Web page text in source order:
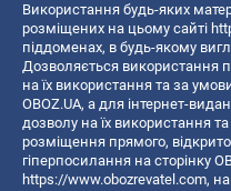
Використання будь-яких
розміщених на цьому сайті
піддоменах, в будь-якому
Дозволяється використання
на їх використання та за
OBOZ.UA, а для інтернет-
дозволу на їх використання
розміщення прямого,
гіперпосилання на сторінку
https://www.obozrevatel.com,